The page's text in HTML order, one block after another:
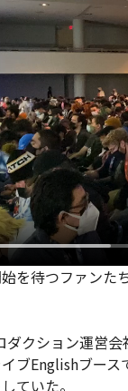
を待つファンた
ダクション運営
ブEnglishブー
ていた。